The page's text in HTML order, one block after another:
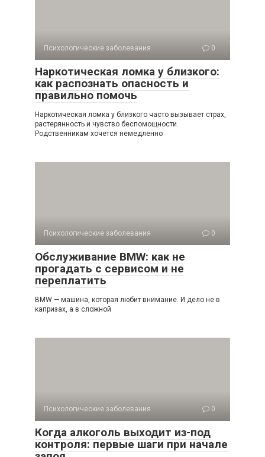
Психологические заболевания 0
Наркотическая ломка у близкого:
как распознать опасность и
правильно помочь
Наркотическая ломка у близкого часто вызывает страх,
растерянность и чувство беспомощности.
Родственникам хочется немедленно
Психологические заболевания 0
Обслуживание BMW: как не
прогадать с сервисом и не
переплатить
BMW — машина, которая любит внимание. И дело не в
капризах, а в сложной
Психологические заболевания 0
Когда алкоголь выходит из-под
контроля: первые шаги при начале